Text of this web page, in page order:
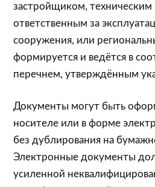
застройщиком, техническим
ответственным за
сооружения, или
формируется и ведётся в
перечнем, утверждённым
Документы могут быть
носителе или в форме
без дублирования на
Электронные документы
усиленной